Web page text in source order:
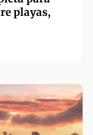
playas,